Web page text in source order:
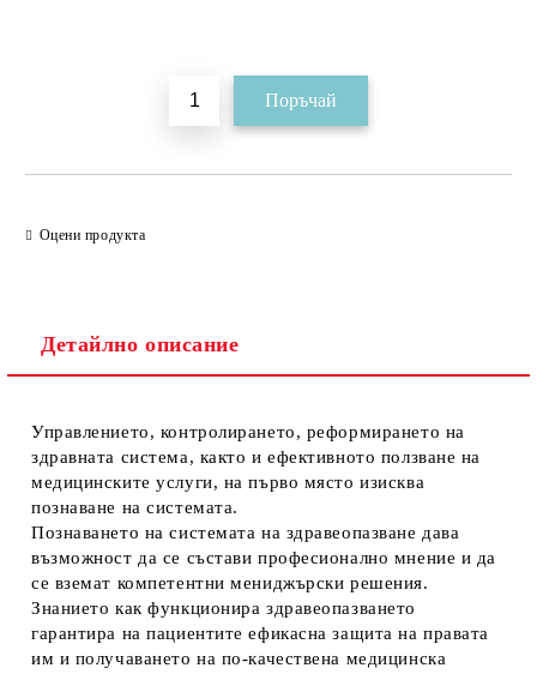
Оцени продукта
Детайлно описание
Управлението, контролирането, реформирането на
здравната система, както и ефективното ползване на
медицинските услуги, на първо място изисква
познаване на системата.
Познаването на системата на здравеопазване дава
възможност да се състави професионално мнение и да
се вземат компетентни мениджърски решения.
Знанието как функционира здравеопазването
гарантира на пациентите ефикасна защита на правата
им и получаването на по-качествена медицинска